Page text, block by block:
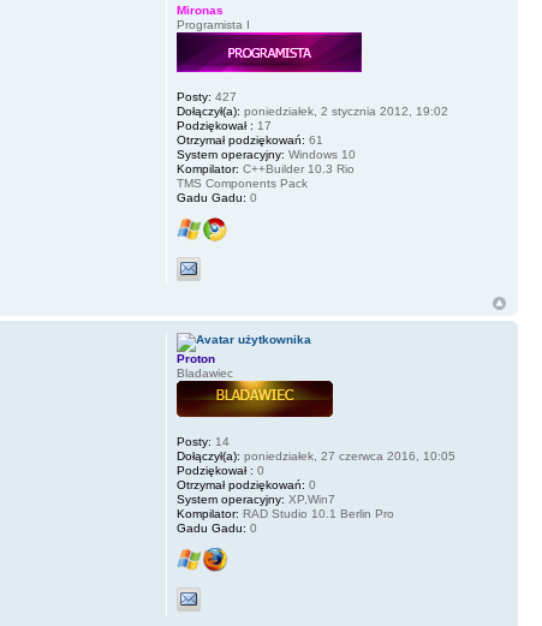
Mironas
Programista I
Posty: 427
Dołączył(a): poniedziałek, 2 stycznia 2012, 19:02
Podziękował : 17
Otrzymał podziękowań: 61
System operacyjny: Windows 10
Kompilator: C++Builder 10.3 Rio
TMS Components Pack
Gadu Gadu: 0
Proton
Bladawiec
Posty: 14
Dołączył(a): poniedziałek, 27 czerwca 2016, 10:05
Podziękował : 0
Otrzymał podziękowań: 0
System operacyjny: XP,Win7
Kompilator: RAD Studio 10.1 Berlin Pro
Gadu Gadu: 0